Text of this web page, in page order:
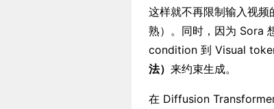
这样就不再限制输入视
熟）。同时，因为 Sora
condition 到 Visual
法） 来约束生成。
在 Diffusion